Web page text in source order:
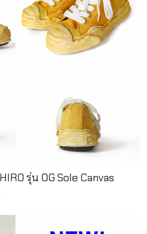
รุ่น OG Sole Canvas